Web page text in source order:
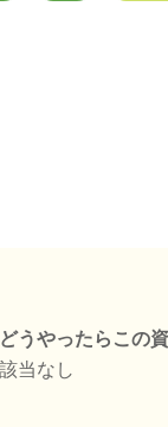
どうやったらこの
該当なし